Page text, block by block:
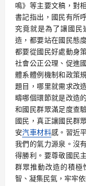
鳴》等主要文稿，對
書記指出，國民有所
究竟就是為了讓國
造，都要站在國民態
都要從國民好處動身
社會公正公理、促進
體系體例機制和政策
題目，哪里就需求改
疇哪個環節就是改造
和國民群眾滿足度查
國民，真正讓國民群
安汽車材料感。習近
我們的氣力源泉。沒
得勝利。要尊敬國民
群眾推動改造的積極
智、凝集民氣，牢牢